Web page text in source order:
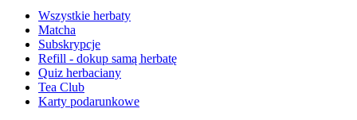
Wszystkie herbaty
Matcha
Subskrypcje
Refill - dokup samą herbatę
Quiz herbaciany
Tea Club
Karty podarunkowe